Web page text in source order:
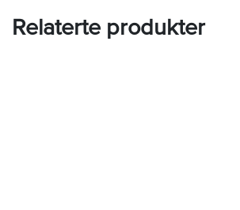
Relaterte produkter